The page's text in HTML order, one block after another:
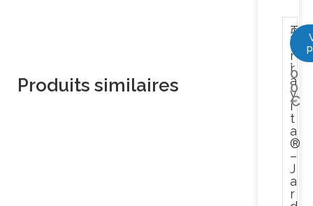
T
e
r
r
a
v
i
t
a
®
–
J
a
r
5
6
,
0
0
€
Produits similaires